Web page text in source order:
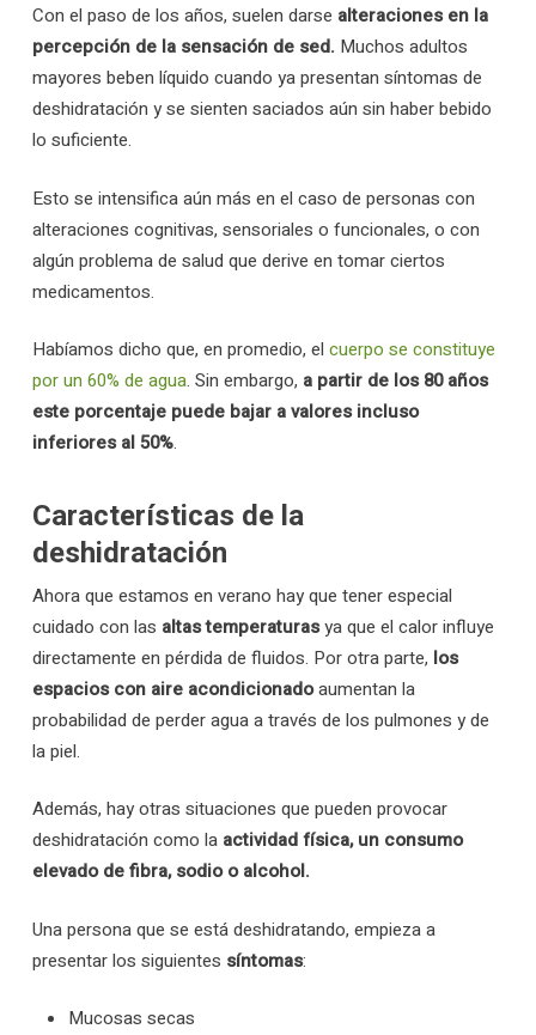
Con el paso de los años, suelen darse alteraciones en la
percepción de la sensación de sed. Muchos adultos
mayores beben líquido cuando ya presentan síntomas de
deshidratación y se sienten saciados aún sin haber bebido
lo suficiente.
Esto se intensifica aún más en el caso de personas con
alteraciones cognitivas, sensoriales o funcionales, o con
algún problema de salud que derive en tomar ciertos
medicamentos.
Habíamos dicho que, en promedio, el cuerpo se constituye
por un 60% de agua. Sin embargo, a partir de los 80 años
este porcentaje puede bajar a valores incluso
inferiores al 50%.
Características de la
deshidratación
Ahora que estamos en verano hay que tener especial
cuidado con las altas temperaturasya que el calor influye
directamente en pérdida de fluidos. Por otra parte, los
espacios con aire acondicionadoaumentan la
probabilidad de perder agua a través de los pulmones y de
la piel.
Además, hay otras situaciones que pueden provocar
deshidratación como la actividad física, un consumo
elevado de fibra, sodio o alcohol.
Una persona que se está deshidratando, empieza a
presentar los siguientes síntomas:
Mucosas secas